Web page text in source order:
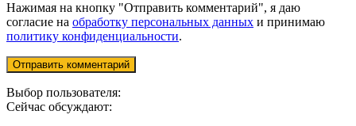
Нажимая на кнопку "Отправить комментарий", я даю
согласие на обработку персональных данных и принимаю
политику конфиденциальности.
Выбор пользователя:
Сейчас обсуждают: